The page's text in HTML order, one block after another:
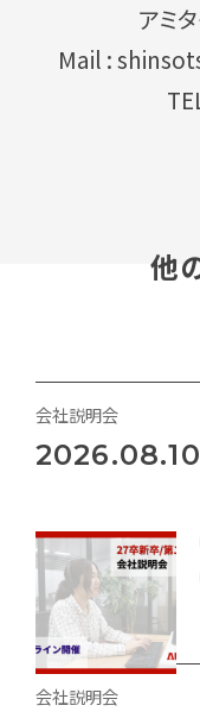
アミ
Mail :
他
2026.08.10
会社説明会
会社説明会